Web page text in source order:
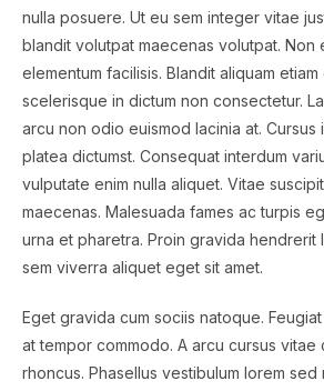
nulla posuere. Ut eu sem integer vitae
blandit volutpat maecenas volutpat. Non
elementum facilisis. Blandit aliquam
scelerisque in dictum non consectetur.
arcu non odio euismod lacinia at. Cursus
platea dictumst. Consequat interdum
vulputate enim nulla aliquet. Vitae
maecenas. Malesuada fames ac turpis
urna et pharetra. Proin gravida hendrerit
sem viverra aliquet eget sit amet.
Eget gravida cum sociis natoque.
at tempor commodo. A arcu cursus vitae
rhoncus. Phasellus vestibulum lorem sed